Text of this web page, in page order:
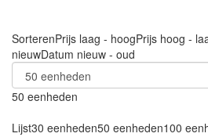
SorterenPrijs laag - hoogPrijs hoog -
nieuwDatum nieuw - oud
50 eenheden
Lijst30 eenheden50 eenheden100